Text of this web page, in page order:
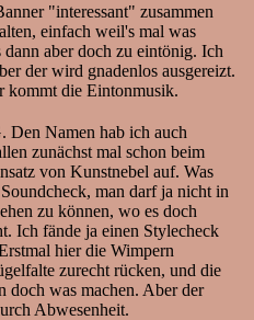
"interessant" zusammen
einfach weil's mal was
aber doch zu eintönig. Ich
der wird gnadenlos ausgereizt.
kommt die Eintonmusik.
Namen hab ich auch
zunächst mal schon beim
von Kunstnebel auf. Was
man darf ja nicht in
zu können, wo es doch
Ich fände ja einen Stylecheck
hier die Wimpern
zurecht rücken, und die
doch was machen. Aber der
Abwesenheit.